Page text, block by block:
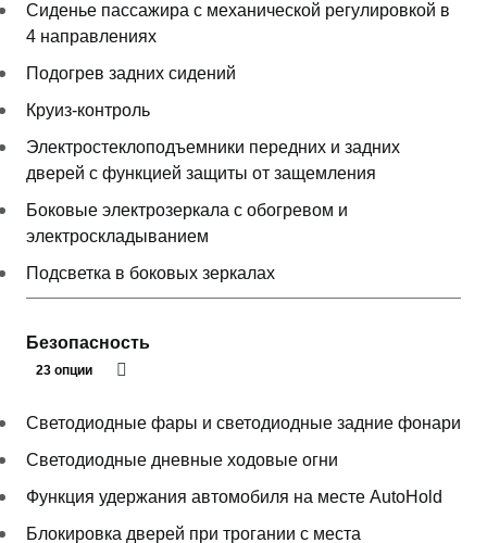
Сиденье пассажира с механической регулировкой в
4 направлениях
Подогрев задних сидений
Круиз-контроль
Электростеклоподъемники передних и задних
дверей с функцией защиты от защемления
Боковые электрозеркала с обогревом и
электроскладыванием
Подсветка в боковых зеркалах
Безопасность
23 опции
Светодиодные фары и светодиодные задние фонари
Светодиодные дневные ходовые огни
Функция удержания автомобиля на месте AutoHold
Блокировка дверей при трогании с места